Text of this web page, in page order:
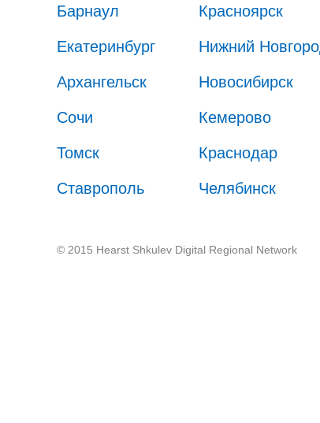
Барнаул
Красноярск
Екатеринбург Нижний
Архангельск Новосибирск
Сочи Кемерово
Томск Краснодар
Ставрополь Челябинск
© 2015 Hearst Shkulev Digital Regional Network